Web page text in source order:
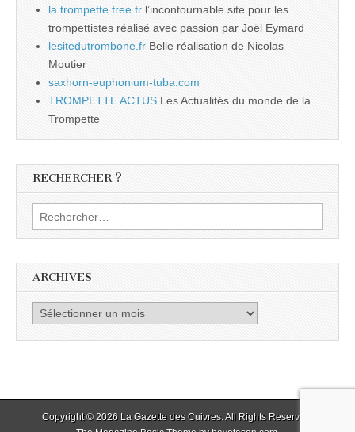
la.trompette.free.fr l’incontournable site pour les
trompettistes réalisé avec passion par Joël Eymard
lesitedutrombone.fr Belle réalisation de Nicolas
Moutier
saxhorn-euphonium-tuba.com
TROMPETTE ACTUS Les Actualités du monde de la
Trompette
RECHERCHER ?
Rechercher :
ARCHIVES
Archives
Copyright © 2026 La Gazette des Cuivres. All Rights Reserved.